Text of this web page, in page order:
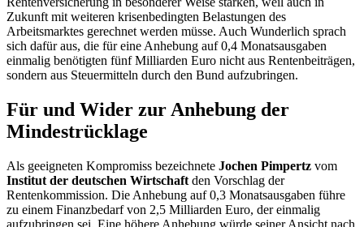
Zukunft mit weiteren krisenbedingten Belastungen des
Arbeitsmarktes gerechnet werden müsse. Auch Wunderlich sprach
sich dafür aus, die für eine Anhebung auf 0,4 Monatsausgaben
einmalig benötigten fünf Milliarden Euro nicht aus Rentenbeiträgen,
sondern aus Steuermitteln durch den Bund aufzubringen.
Für und Wider zur Anhebung der
Mindestrücklage
Als geeigneten Kompromiss bezeichnete Jochen Pimpertz vom
Institut der deutschen Wirtschaft den Vorschlag der
Rentenkommission. Die Anhebung auf 0,3 Monatsausgaben führe
zu einem Finanzbedarf von 2,5 Milliarden Euro, der einmalig
aufzubringen sei. Eine höhere Anhebung würde seiner Ansicht nach